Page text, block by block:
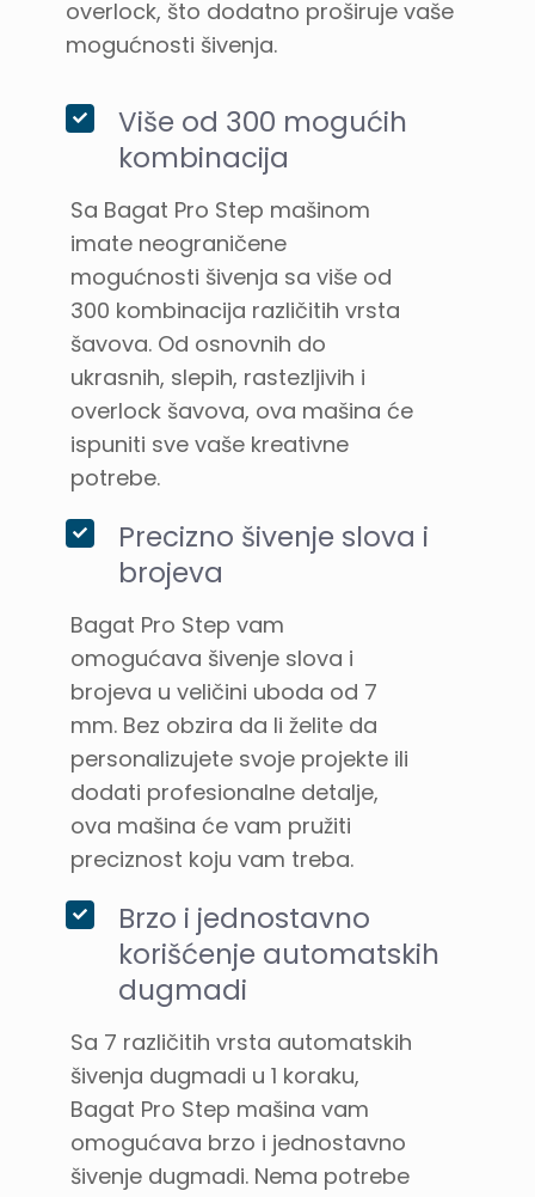
overlock, što dodatno proširuje vaše
mogućnosti šivenja.
Više od 300 mogućih
kombinacija
Sa Bagat Pro Step mašinom
imate neograničene
mogućnosti šivenja sa više od
300 kombinacija različitih vrsta
šavova. Od osnovnih do
ukrasnih, slepih, rastezljivih i
overlock šavova, ova mašina će
ispuniti sve vaše kreativne
potrebe.
Precizno šivenje slova i
brojeva
Bagat Pro Step vam
omogućava šivenje slova i
brojeva u veličini uboda od 7
mm. Bez obzira da li želite da
personalizujete svoje projekte ili
dodati profesionalne detalje,
ova mašina će vam pružiti
preciznost koju vam treba.
Brzo i jednostavno
korišćenje automatskih
dugmadi
Sa 7 različitih vrsta automatskih
šivenja dugmadi u 1 koraku,
Bagat Pro Step mašina vam
omogućava brzo i jednostavno
šivenje dugmadi. Nema potrebe